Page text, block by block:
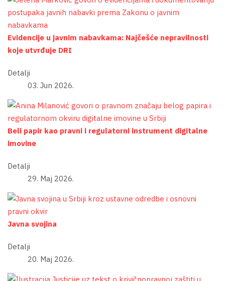
Evidencije u javnim nabavkama: Najčešće nepravilnosti
koje utvrđuje DRI
Detalji
03. Jun 2026.
Beli papir kao pravni i regulatorni instrument digitalne
imovine
Detalji
29. Maj 2026.
Javna svojina
Detalji
20. Maj 2026.